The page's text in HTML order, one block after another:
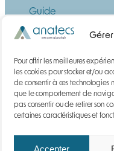
Pour offrir les meilleures
les cookies pour stocker et/ou
de consentir à ces technologies
que le comportement de
pas consentir ou de retirer son
certaines caractéristiques et
Accepter
Guide
Téléchargements
Gaz
Poussières
Contact